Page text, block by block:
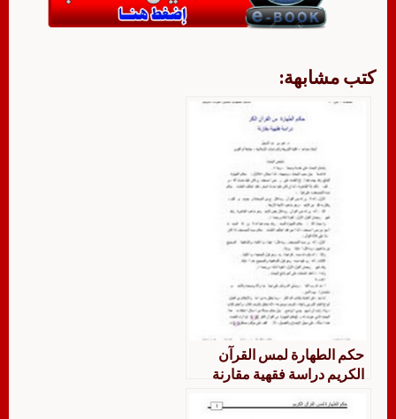
كتب مشابهة:
حكم الطهارة لمس القرآن
الكريم دراسة فقهية مقارنة